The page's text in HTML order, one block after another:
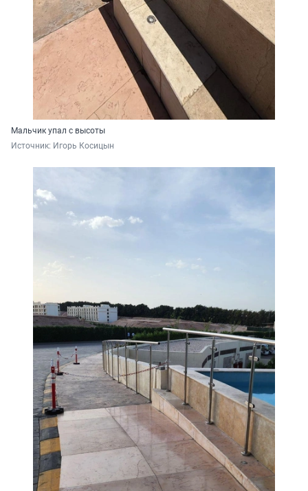
Мальчик упал с высоты
Источник: Игорь Косицын